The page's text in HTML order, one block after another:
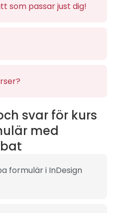
som passar just dig!
svar för kurs
med
formulär i InDesign